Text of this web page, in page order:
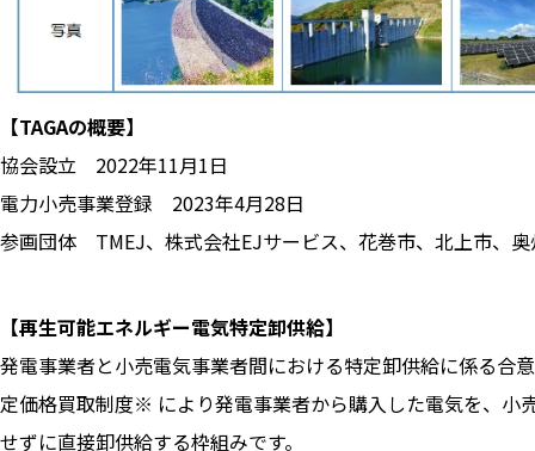
【TAGAの概要】
協会設立 2022年11月1日
電力小売事業登録 2023年4月28日
参画団体 TMEJ、株式会社EJサービス、花巻市、北上市、
【再生可能エネルギー電気特定卸供給】
発電事業者と小売電気事業者間における特定卸供給に係る合
定価格買取制度※ により発電事業者から購入した電気を、小
せずに直接卸供給する枠組みです。